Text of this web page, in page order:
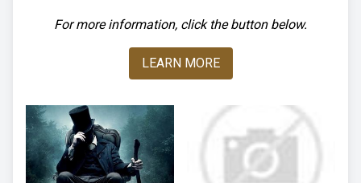
For more information, click the button below.
LEARN MORE